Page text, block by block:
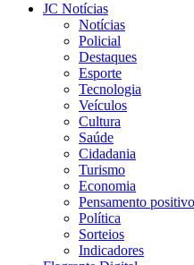
JC Notícias
Notícias
Policial
Destaques
Esporte
Tecnologia
Veículos
Cultura
Saúde
Cidadania
Turismo
Economia
Pensamento positivo
Política
Sorteios
Indicadores